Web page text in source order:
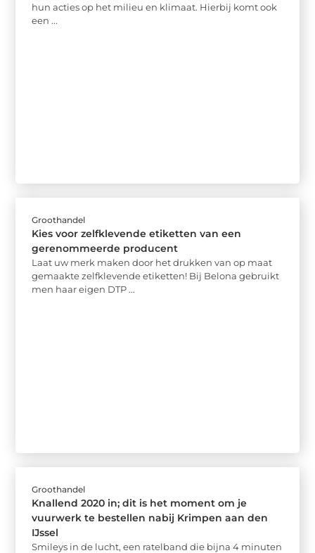
hun acties op het milieu en klimaat. Hierbij komt ook
een ...
Groothandel
Kies voor zelfklevende etiketten van een
gerenommeerde producent
Laat uw merk maken door het drukken van op maat
gemaakte zelfklevende etiketten! Bij Belona gebruikt
men haar eigen DTP ...
Groothandel
Knallend 2020 in; dit is het moment om je
vuurwerk te bestellen nabij Krimpen aan den
IJssel
Smileys in de lucht, een ratelband die bijna 4 minuten